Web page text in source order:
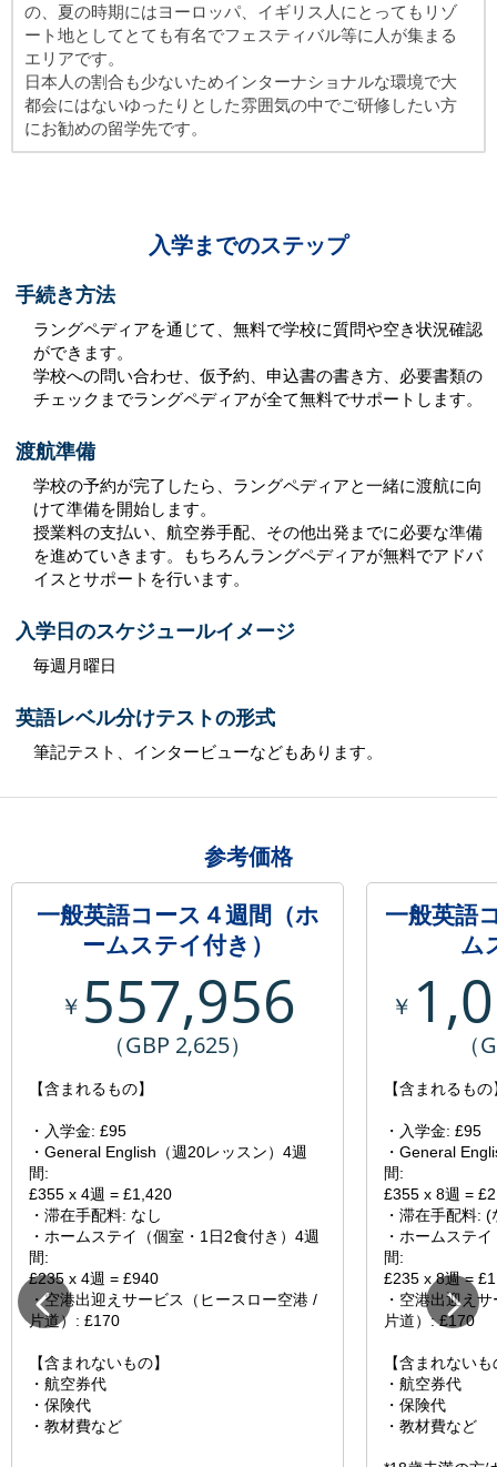
の、夏の時期にはヨーロッパ、イギリス人にとってもリゾ
ート地としてとても有名でフェスティバル等に人が集まる
エリアです。
日本人の割合も少ないためインターナショナルな環境で大
都会にはないゆったりとした雰囲気の中でご研修したい方
にお勧めの留学先です。
入学までのステップ
手続き方法
ラングペディアを通じて、無料で学校に質問や空き状況確認
ができます。
学校への問い合わせ、仮予約、申込書の書き方、必要書類の
チェックまでラングペディアが全て無料でサポートします。
渡航準備
学校の予約が完了したら、ラングペディアと一緒に渡航に向
けて準備を開始します。
授業料の支払い、航空券手配、その他出発までに必要な準備
を進めていきます。もちろんラングペディアが無料でアドバ
イスとサポートを行います。
入学日のスケジュールイメージ
毎週月曜日
英語レベル分けテストの形式
筆記テスト、インタービューなどもあります。
参考価格
一般英語コース４週間（ホ
ームステイ付き）
￥ 557,956
（GBP 2,625）
【含まれるもの】
・入学金: £95
・General English（週20レッスン）4週
間:
£355 x 4週 = £1,420
・滞在手配料: なし
・ホームステイ（個室・1日2食付き）4週
間:
£235 x 4週 = £940
・空港出迎えサービス（ヒースロー空港 /
片道）: £170
【含まれないもの】
・航空券代
・保険代
・教材費など
一般英語
ム
￥
【含まれるもの
・入学金: £95
・General
間:
£355 x 8週 =
・滞在手配料: (
・ホームステ
間:
£235 x 8週 =
・空港出迎え
片道）: £170
【含まれない
・航空券代
・保険代
・教材費など